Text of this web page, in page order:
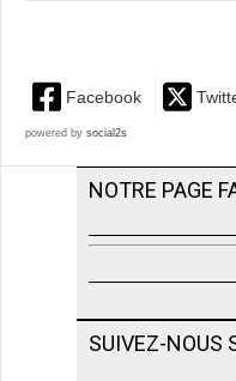
Facebook
powered by social2s
NOTRE PAGE
SUIVEZ-NOUS